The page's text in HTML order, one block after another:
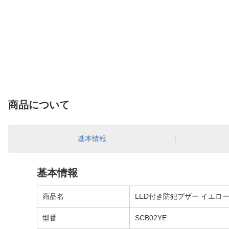
商品について
基本情報
基本情報
商品名 LED付き防犯ブザー イエロー
型番 SCB02YE